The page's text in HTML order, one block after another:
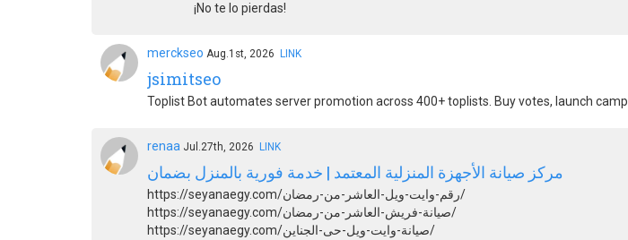
¡No te lo pierdas!
merckseo Aug.1st, 2026 LINK
jsimitseo
Toplist Bot automates server promotion across 400+ toplists. Buy votes, launch
renaa Jul.27th, 2026 LINK
مركز صيانة الأجهزة المنزلية المعتمد | خدمة فورية بالمنزل بضمان
https://seyanaegy.com/رقم-وايت-ويل-العاشر-من-رمضان/
https://seyanaegy.com/صيانة-فريش-العاشر-من-رمضان/
https://seyanaegy.com/صيانة-وايت-ويل-حى-الجناين/ ‎